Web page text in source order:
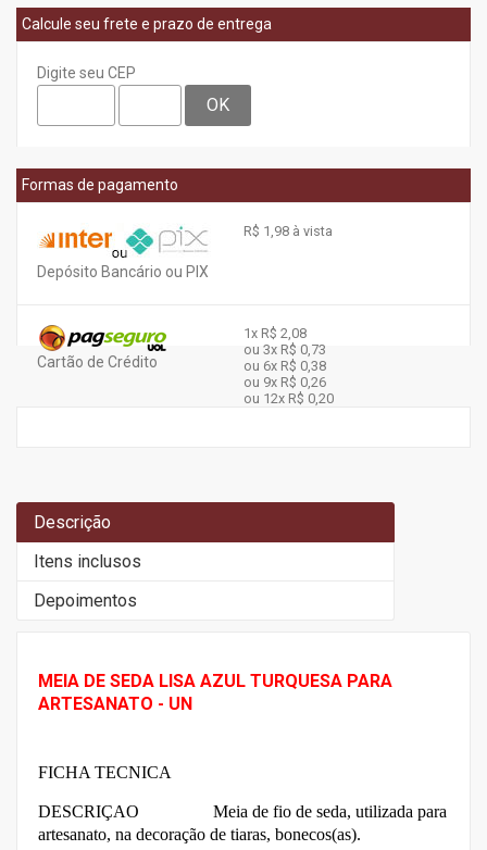
Calcule seu frete e prazo de entrega
Digite seu CEP
OK
Formas de pagamento
Depósito Bancário ou PIX
R$ 1,98 à vista
Cartão de Crédito
1x R$ 2,08
ou 3x R$ 0,73
ou 6x R$ 0,38
ou 9x R$ 0,26
ou 12x R$ 0,20
Descrição
Itens inclusos
Depoimentos
MEIA DE SEDA LISA AZUL TURQUESA PARA
ARTESANATO - UN
FICHA TECNICA
DESCRIÇAO Meia de fio de seda, utilizada para
artesanato, na decoração de tiaras, bonecos(as).